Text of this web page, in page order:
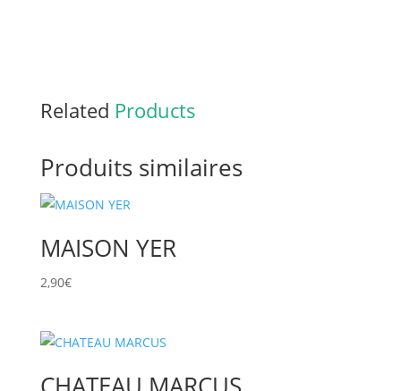
Related Products
Produits similaires
MAISON YER
2,90€